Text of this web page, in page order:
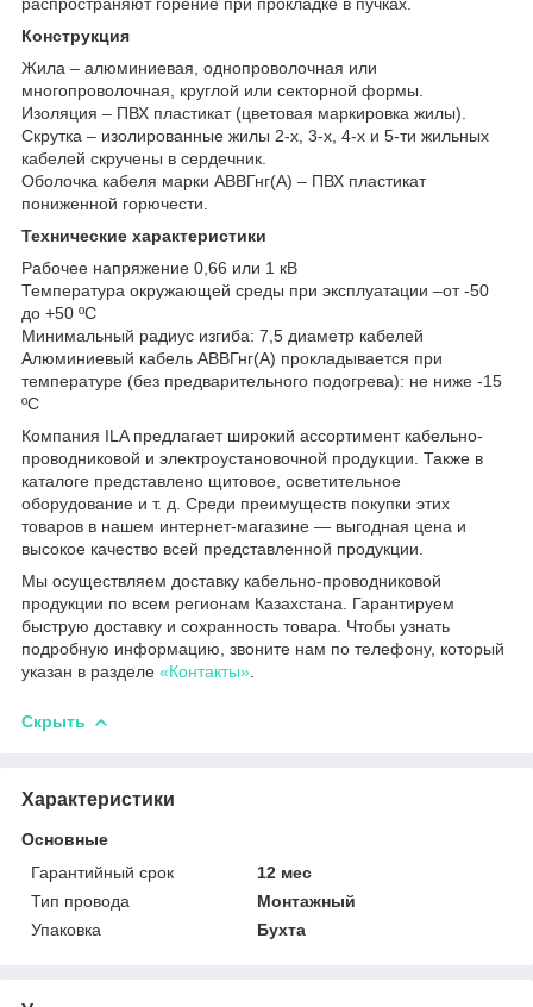
Конструкция
Жила – алюминиевая, однопроволочная или
многопроволочная, круглой или секторной формы.
Изоляция – ПВХ пластикат (цветовая маркировка жилы).
Скрутка – изолированные жилы 2-х, 3-х, 4-х и 5-ти жильных
кабелей скручены в сердечник.
Оболочка кабеля марки АВВГнг(А) – ПВХ пластикат
пониженной горючести.
Технические характеристики
Рабочее напряжение 0,66 или 1 кВ
Температура окружающей среды при эксплуатации –от -50
до +50 ºС
Минимальный радиус изгиба: 7,5 диаметр кабелей
Алюминиевый кабель АВВГнг(А) прокладывается при
температуре (без предварительного подогрева): не ниже -15
ºС
Компания ILA предлагает широкий ассортимент кабельно-
проводниковой и электроустановочной продукции. Также в
каталоге представлено щитовое, осветительное
оборудование и т. д. Среди преимуществ покупки этих
товаров в нашем интернет-магазине — выгодная цена и
высокое качество всей представленной продукции.
Мы осуществляем доставку кабельно-проводниковой
продукции по всем регионам Казахстана. Гарантируем
быструю доставку и сохранность товара. Чтобы узнать
подробную информацию, звоните нам по телефону, который
указан в разделе «Контакты»
Скрыть
Характеристики
Основные
Гарантийный срок
12 мес
Тип провода
Монтажный
Упаковка
Бухта